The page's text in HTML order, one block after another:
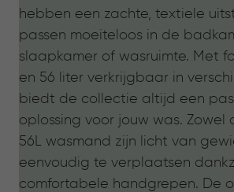
hebben een zachte, textiele
passen moeiteloos in de
slaapkamer of wasruimte. Met
en 56 liter verkrijgbaar in
biedt de collectie altijd een
oplossing voor jouw was. Zowel
56L wasmand zijn licht van
eenvoudig te verplaatsen
comfortabele handgrepen. De